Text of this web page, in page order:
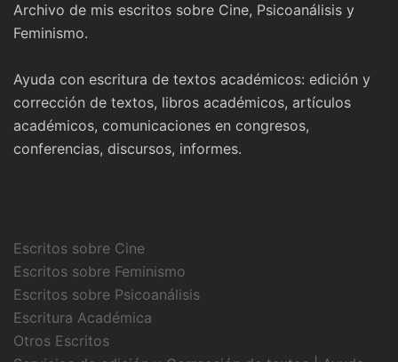
Archivo de mis escritos sobre Cine, Psicoanálisis y
Feminismo.
Ayuda con escritura de textos académicos: edición y
corrección de textos, libros académicos, artículos
académicos, comunicaciones en congresos,
conferencias, discursos, informes.
Escritos sobre Cine
Escritos sobre Feminismo
Escritos sobre Psicoanálisis
Escritura Académica
Otros Escritos